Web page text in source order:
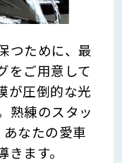
つために、最
をご用意して
が圧倒的な光
熟練のスタッ
なたの愛車
ます。